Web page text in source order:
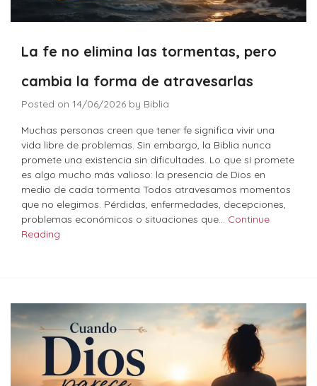
La fe no elimina las tormentas, pero
cambia la forma de atravesarlas
Posted on 14/06/2026 by Biblia
Muchas personas creen que tener fe significa vivir una
vida libre de problemas. Sin embargo, la Biblia nunca
promete una existencia sin dificultades. Lo que sí promete
es algo mucho más valioso: la presencia de Dios en
medio de cada tormenta Todos atravesamos momentos
que no elegimos. Pérdidas, enfermedades, decepciones,
problemas económicos o situaciones que… Continue
Reading